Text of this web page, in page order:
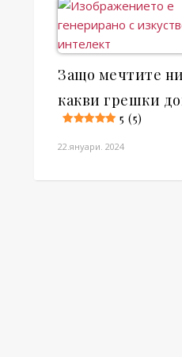
Защо мечтите
какви грешки
5 (5)
22.януари. 2024